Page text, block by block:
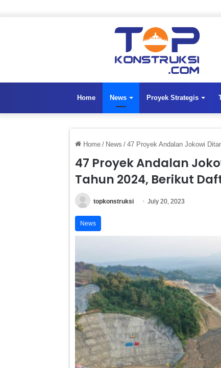
Home News Proyek Strategis
Home / News / 47 Proyek Andalan Jokowi
47 Proyek Andalan
Tahun 2024, Berikut
topkonstruksi July 20, 2023
News